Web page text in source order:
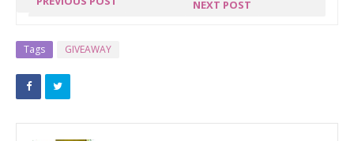
MCDONALD'S
MENYUMBANGKAN
RM 484,100
NEXT POST
WINNERS OF
Tags GIVEAWAY